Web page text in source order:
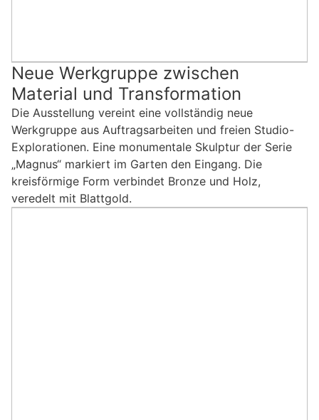
Neue Werkgruppe zwischen
Material und Transformation
Die Ausstellung vereint eine vollständig neue
Werkgruppe aus Auftragsarbeiten und freien Studio-
Explorationen. Eine monumentale Skulptur der Serie
„Magnus“ markiert im Garten den Eingang. Die
kreisförmige Form verbindet Bronze und Holz,
veredelt mit Blattgold.